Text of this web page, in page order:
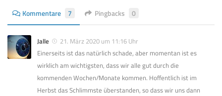
Kommentare 7 Pingbacks 0
Jalle
21. März 2020 um 11:16 Uhr
Einerseits ist das natürlich schade, aber momentan ist es
wirklich am wichtigsten, dass wir alle gut durch die
kommenden Wochen/Monate kommen. Hoffentlich ist im
Herbst das Schlimmste überstanden, so dass wir uns dann